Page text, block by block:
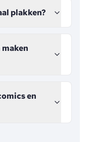
plakken?
en